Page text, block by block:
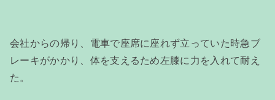
会社からの帰り、電車で座席に座れず立っていた時急ブ
レーキがかかり、体を支えるため左膝に力を入れて耐え
た。